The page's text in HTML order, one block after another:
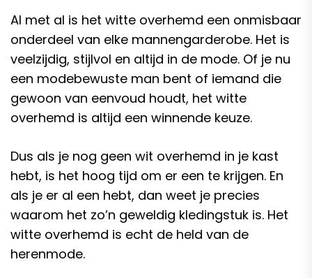
Al met al is het witte overhemd een onmisbaar
onderdeel van elke mannengarderobe. Het is
veelzijdig, stijlvol en altijd in de mode. Of je nu
een modebewuste man bent of iemand die
gewoon van eenvoud houdt, het witte
overhemd is altijd een winnende keuze.
Dus als je nog geen wit overhemd in je kast
hebt, is het hoog tijd om er een te krijgen. En
als je er al een hebt, dan weet je precies
waarom het zo’n geweldig kledingstuk is. Het
witte overhemd is echt de held van de
herenmode.